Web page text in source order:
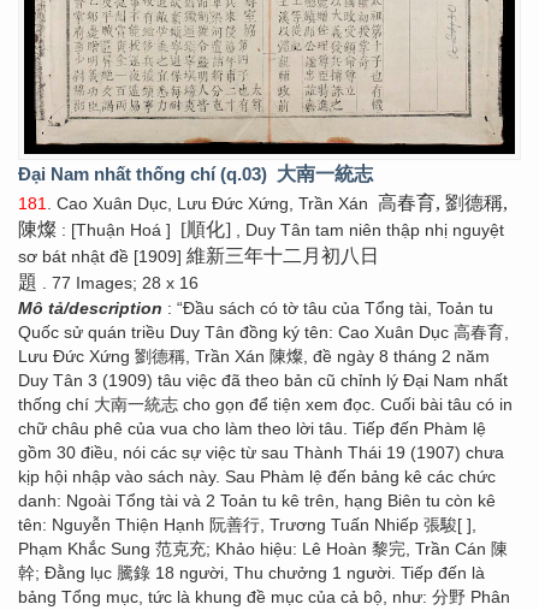
Đại Nam nhất thống chí (q.03) 大南一統志
181. Cao Xuân Dục, Lưu Đức Xứng, Trần Xán 高春育, 劉德稱,
陳燦 : [Thuận Hoá ] [順化] , Duy Tân tam niên thập nhị nguyệt
sơ bát nhật đề [1909] 維新三年十二月初八日
題 . 77 Images; 28 x 16
Mô tả/description : “Đầu sách có tờ tâu của Tổng tài, Toản tu
Quốc sử quán triều Duy Tân đồng ký tên: Cao Xuân Dục 高春育,
Lưu Đức Xứng 劉德稱, Trần Xán 陳燦, đề ngày 8 tháng 2 năm
Duy Tân 3 (1909) tâu việc đã theo bản cũ chỉnh lý Đại Nam nhất
thống chí 大南一統志 cho gọn để tiện xem đọc. Cuối bài tâu có in
chữ châu phê của vua cho làm theo lời tâu. Tiếp đến Phàm lệ
gồm 30 điều, nói các sự việc từ sau Thành Thái 19 (1907) chưa
kịp hội nhập vào sách này. Sau Phàm lệ đến bảng kê các chức
danh: Ngoài Tổng tài và 2 Toản tu kê trên, hạng Biên tu còn kê
tên: Nguyễn Thiện Hạnh 阮善行, Trương Tuấn Nhiếp 張駿[ ],
Phạm Khắc Sung 范克充; Khảo hiệu: Lê Hoàn 黎完, Trần Cán 陳
幹; Đằng lục 騰錄 18 người, Thu chưởng 1 người. Tiếp đến là
bảng Tổng mục, tức là khung đề mục của cả bộ, như: 分野 Phân